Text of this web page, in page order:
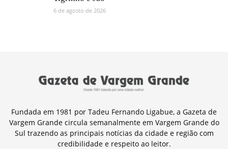
6 de agosto de 2026
Fundada em 1981 por Tadeu Fernando Ligabue, a Gazeta de
Vargem Grande circula semanalmente em Vargem Grande do
Sul trazendo as principais notícias da cidade e região com
credibilidade e respeito ao leitor.